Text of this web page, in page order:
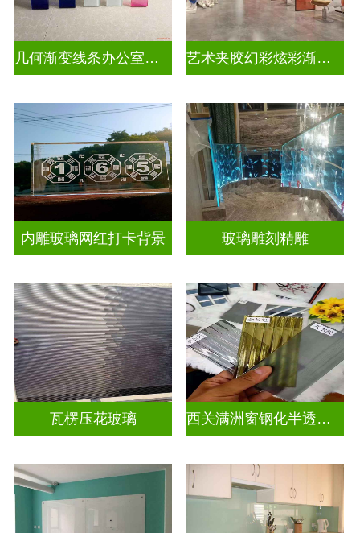
几何渐变线条办公室渐变装饰玻璃 艺术夹胶幻彩炫彩渐变玻璃
内雕玻璃网红打卡背景 玻璃雕刻精雕
瓦楞压花玻璃 西关满洲窗钢化半透明压花玻璃